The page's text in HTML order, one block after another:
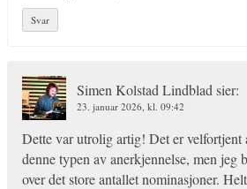
Svar
Simen Kolstad Lindblad sier:
23. januar 2026, kl. 09:42
Dette var utrolig artig! Det er
denne typen av anerkjennelse, men jeg
over det store antallet nominasjoner.